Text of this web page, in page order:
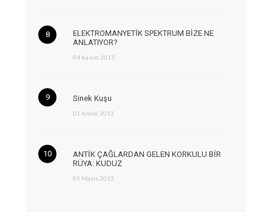
ELEKTROMANYETİK SPEKTRUM BİZE NE
ANLATIYOR?
04 Kasım 2013
Sinek Kuşu
01 Aralık 2013
ANTİK ÇAĞLARDAN GELEN KORKULU BİR
RÜYA: KUDUZ
05 Mayıs 2013